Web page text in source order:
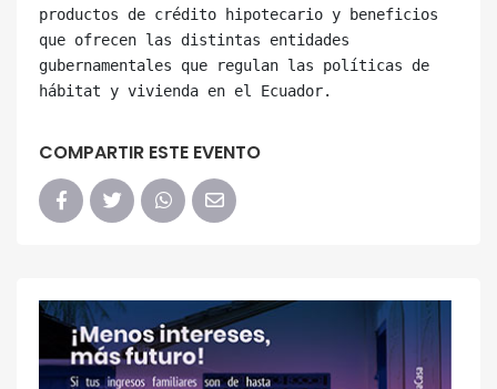
productos de crédito hipotecario y beneficios
que ofrecen las distintas entidades
gubernamentales que regulan las políticas de
COMPARTIR ESTE EVENTO